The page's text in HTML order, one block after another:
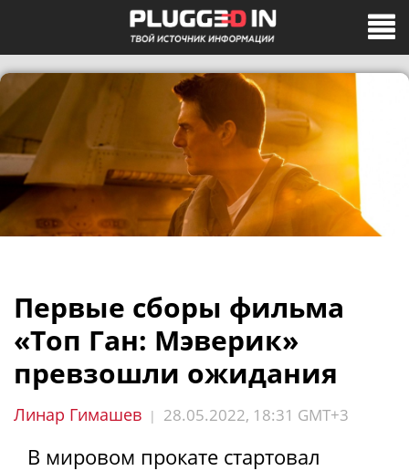
Первые сборы фильма
«Топ Ган: Мэверик»
превзошли ожидания
Линар Гимашев | 28.05.2022, 18:31 GMT+3
В мировом прокате стартовал